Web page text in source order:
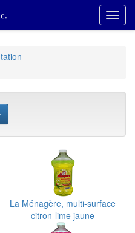
La Ménagère, multi-surface
citron-lime jaune